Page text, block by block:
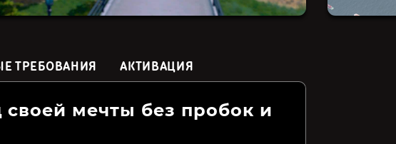
ТРЕБОВАНИЯ АКТИВАЦИЯ
своей мечты без пробок и